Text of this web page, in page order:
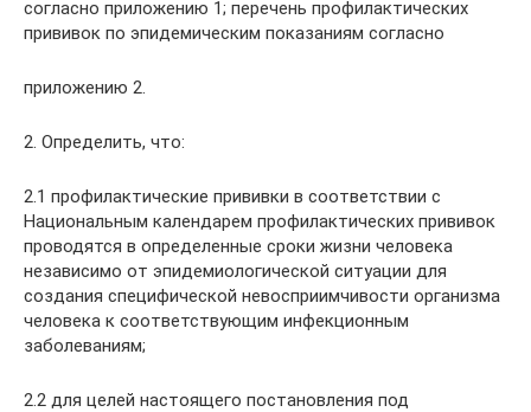
согласно приложению 1; перечень профилактических
прививок по эпидемическим показаниям согласно
приложению 2.
2. Определить, что:
2.1 профилактические прививки в соответствии с
Национальным календарем профилактических прививок
проводятся в определенные сроки жизни человека
независимо от эпидемиологической ситуации для
создания специфической невосприимчивости организма
человека к соответствующим инфекционным
заболеваниям;
2.2 для целей настоящего постановления под